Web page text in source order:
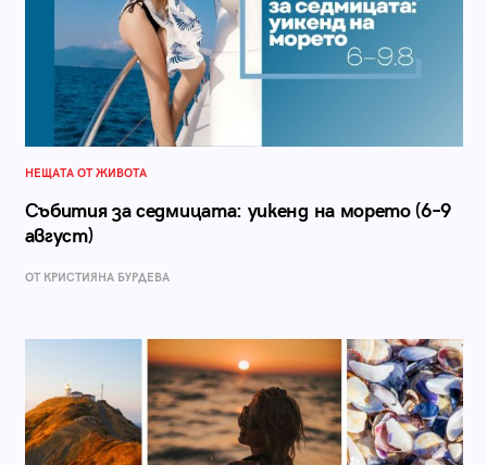
НЕЩАТА ОТ ЖИВОТА
Събития за седмицата: уикенд на морето (6–9
август)
ОТ КРИСТИЯНА БУРДЕВА